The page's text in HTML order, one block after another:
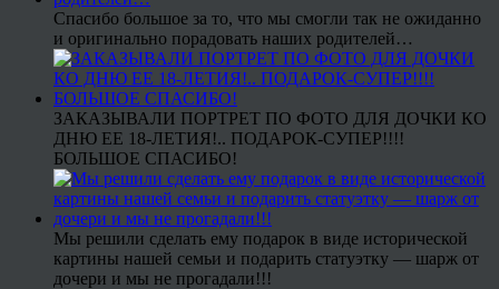
Спасибо большое за то, что мы смогли так не ожиданно
и оригинально порадовать наших родителей…
ЗАКАЗЫВАЛИ ПОРТРЕТ ПО ФОТО ДЛЯ ДОЧКИ КО
ДНЮ ЕЕ 18-ЛЕТИЯ!.. ПОДАРОК-СУПЕР!!!!
БОЛЬШОЕ СПАСИБО!
Мы решили сделать ему подарок в виде исторической
картины нашей семьи и подарить статуэтку — шарж от
дочери и мы не прогадали!!!